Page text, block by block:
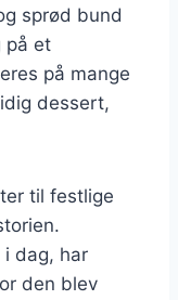
sprød bund
på et
på mange
dessert,
til festlige
dag, har
den blev